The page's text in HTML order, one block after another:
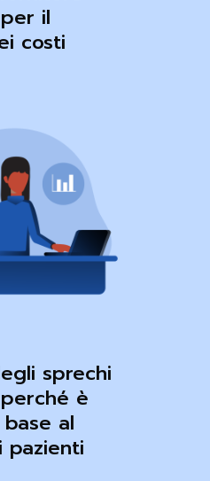
il
costi
sprechi
è
al
pazienti